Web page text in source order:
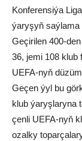
Konferensiýa
ýaryşyň saýlama
Geçirilen 400-
36, jemi 108
UEFA-nyň
Geçen ýyl bu
klub ýaryşlaryna
çenli UEFA-nyň
ozalky